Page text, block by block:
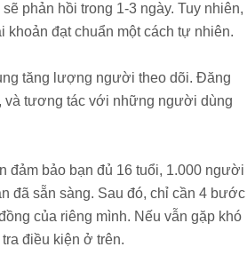
phản hồi trong 1-3 ngày. Tuy nhiên,
khoản đạt chuẩn một cách tự nhiên.
tăng lượng người theo dõi. Đăng
và tương tác với những người dùng
đảm bảo bạn đủ 16 tuổi, 1.000 người
đã sẵn sàng. Sau đó, chỉ cần 4 bước
của riêng mình. Nếu vẫn gặp khó
điều kiện ở trên.